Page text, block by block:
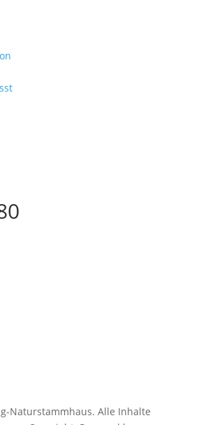
Naturstammhaus. Alle Inhalte